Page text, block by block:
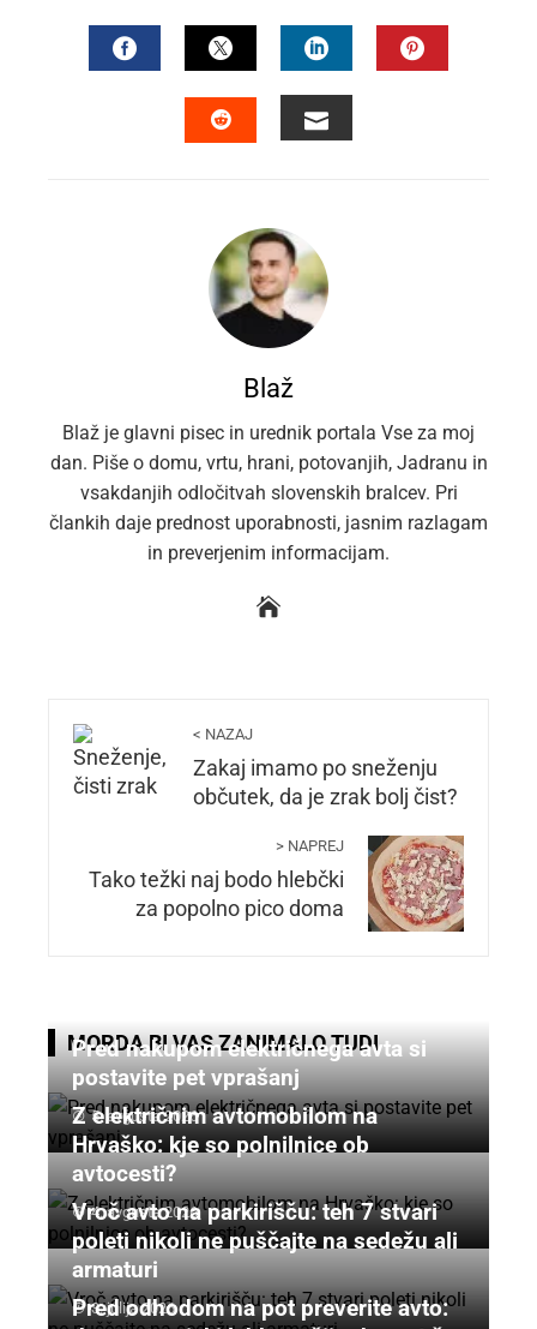
FACEBOOKTWITTERLINKEDIN
Blaž
Blaž je glavni pisec in urednik portala Vse za moj
dan. Piše o domu, vrtu, hrani, potovanjih, Jadranu in
vsakdanjih odločitvah slovenskih bralcev. Pri
člankih daje prednost uporabnosti, jasnim razlagam
in preverjenim informacijam.
< NAZAJ
Zakaj imamo po sneženju
občutek, da je zrak bolj čist?
> NAPREJ
Tako težki naj bodo hlebčki
za popolno pico doma
MORDA BI VAS ZANIMALO TUDI
Pred nakupom električnega avta si
postavite pet vprašanj
5. avgusta 2026
Z električnim avtomobilom na
Hrvaško: kje so polnilnice ob
avtocesti?
4. avgusta 2026
Vroč avto na parkirišču: teh 7 stvari
poleti nikoli ne puščajte na sedežu ali
armaturi
3. julija 2026
Pred odhodom na pot preverite avto: